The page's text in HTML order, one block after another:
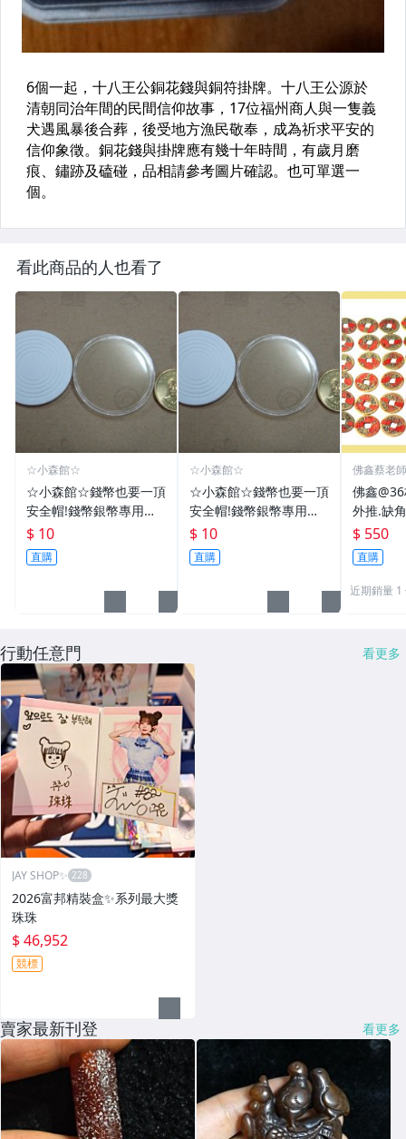
看此商品的人也看了
☆小森館☆
☆小森館☆錢幣也要一頂
安全帽!錢幣銀幣專用透
明壓克力盒收納保護盒.1
枚10元~55
$ 10
直購
☆小森館☆
☆小森館☆錢幣也要一頂
安全帽!錢幣銀幣專用透
明壓克力盒收納保護盒.1
枚10元~11
$ 10
直購
佛鑫蔡老
佛鑫
外推.缺
雙碩士
加持/附
$ 550
直購
近期銷量 1
行動任意門 看更多
JAY SHOP✨
2026富邦精裝盒✨系列最大獎
珠珠
$ 46,952
競標
賣家最新刊登 看更多